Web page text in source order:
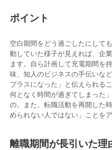
ポイント
空白期間をどう過ごしたにして
動していた様子が見えれば、企
ます。自ら計画して充電期間を
味、知人のビジネスの手伝いな
プラスになった」と伝えられる
何となく時間が過ぎてしまった
の。また、転職活動を再開した
められない人ではない」ことを
離職期間が長引いた理